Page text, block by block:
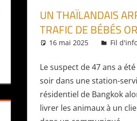
UN THAÏLANDAIS
TRAFIC DE BÉBÉS
16 mai 2025 Daniel
Fil
Le suspect de 47 ans a
soir dans une station-
résidentiel de Bangkok
livrer les animaux à un